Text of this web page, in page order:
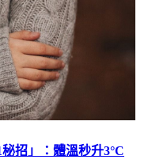
招」：體溫秒升3°C